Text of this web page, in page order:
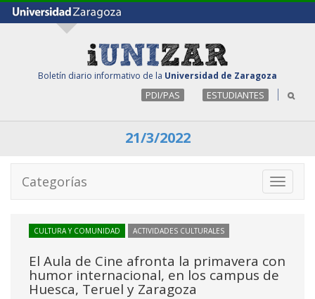
Boletín diario informativo de la Universidad de Zaragoza
PDI/PAS ESTUDIANTES
21/3/2022
Toggle
Categorías
CULTURA Y COMUNIDAD ACTIVIDADES CULTURALES
El Aula de Cine afronta la primavera con
humor internacional, en los campus de
Huesca, Teruel y Zaragoza